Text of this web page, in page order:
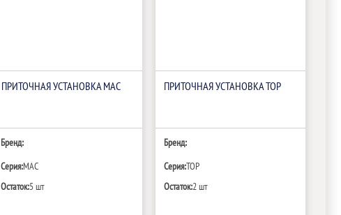
ПРИТОЧНАЯ УСТАНОВКА MAC
Бренд:
Серия:MAC
Остаток:5 шт
ПРИТОЧНАЯ УСТАНОВКА TOP
Бренд:
Серия:TOP
Остаток:2 шт